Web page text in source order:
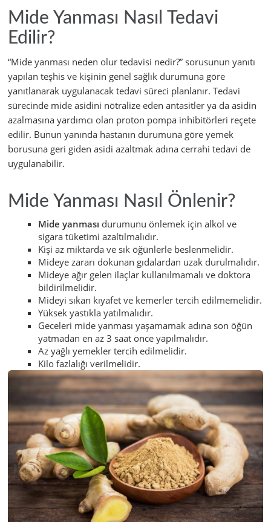
Mide Yanması Nasıl Tedavi
Edilir?
“Mide yanması neden olur tedavisi nedir?” sorusunun yanıtı
yapılan teşhis ve kişinin genel sağlık durumuna göre
yanıtlanarak uygulanacak tedavi süreci planlanır. Tedavi
sürecinde mide asidini nötralize eden antasitler ya da asidin
azalmasına yardımcı olan proton pompa inhibitörleri reçete
edilir. Bunun yanında hastanın durumuna göre yemek
borusuna geri giden asidi azaltmak adına cerrahi tedavi de
uygulanabilir.
Mide Yanması Nasıl Önlenir?
Mide yanması durumunu önlemek için alkol ve
sigara tüketimi azaltılmalıdır.
Kişi az miktarda ve sık öğünlerle beslenmelidir.
Mideye zararı dokunan gıdalardan uzak durulmalıdır.
Mideye ağır gelen ilaçlar kullanılmamalı ve doktora
bildirilmelidir.
Mideyi sıkan kıyafet ve kemerler tercih edilmemelidir.
Yüksek yastıkla yatılmalıdır.
Geceleri mide yanması yaşamamak adına son öğün
yatmadan en az 3 saat önce yapılmalıdır.
Az yağlı yemekler tercih edilmelidir.
Kilo fazlalığı verilmelidir.